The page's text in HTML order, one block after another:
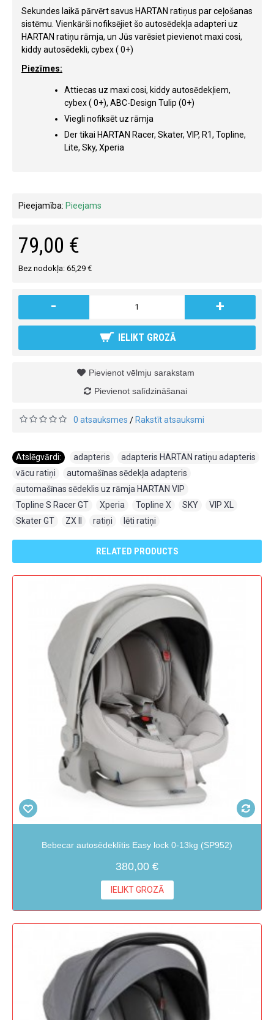
Sekundes laikā pārvērt savus HARTAN ratiņus par ceļošanas
sistēmu. Vienkārši nofiksējiet šo autosēdekļa adapteri uz
HARTAN ratiņu rāmja, un Jūs varēsiet pievienot maxi cosi,
kiddy autosēdekli, cybex ( 0+)
Piezīmes:
Attiecas uz maxi cosi, kiddy autosēdekļiem,
cybex ( 0+), ABC-Design Tulip (0+)
Viegli nofiksēt uz rāmja
Der tikai HARTAN Racer, Skater, VIP, R1, Topline,
Lite, Sky, Xperia
Pieejamība: Pieejams
79,00 €
Bez nodokļa: 65,29 €
- +
IELIKT GROZĀ
Pievienot vēlmju sarakstam
Pievienot salīdzināšanai
0 atsauksmes / Rakstīt atsauksmi
Atslēgvārdi: adapteris adapteris HARTAN ratiņu adapteris
vācu ratiņi
automašīnas sēdekļa adapteris
automašīnas sēdeklis uz rāmja HARTAN VIP
Topline S Racer GT
Xperia Topline X SKY VIP XL
Skater GT
ZX II ratiņi lēti ratiņi
RELATED PRODUCTS
Bebecar autosēdeklītis Easy lock 0-13kg (SP952)
380,00 €
IELIKT GROZĀ